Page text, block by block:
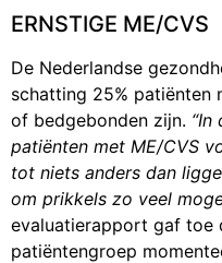
ERNSTIGE ME/CVS
De Nederlandse
schatting 25% patiënten
of bedgebonden zijn. “In
patiënten met ME/CVS
tot niets anders dan
om prikkels zo veel
evaluatierapport gaf toe
patiëntengroep